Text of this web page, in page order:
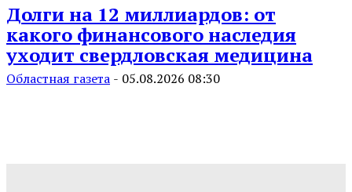
Долги на 12 миллиардов: от
какого финансового наследия
уходит свердловская медицина
Областная газета - 05.08.2026 08:30